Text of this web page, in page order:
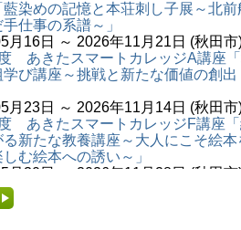
藍染めの記憶と本荘刺し子展～北前
仕事の系譜～」
月16日 ～ 2026年11月21日 (秋田市
あきたスマートカレッジA講座
び講座～挑戦と新たな価値の創出
月23日 ～ 2026年11月14日 (秋田市
あきたスマートカレッジF講座
新たな教養講座～大人にこそ絵本
む絵本への誘い～」
月30日 ～ 2026年11月28日 (秋田市)
あきたスマートカレッジC講座「
学習講座～みんなで学ぼう、みん